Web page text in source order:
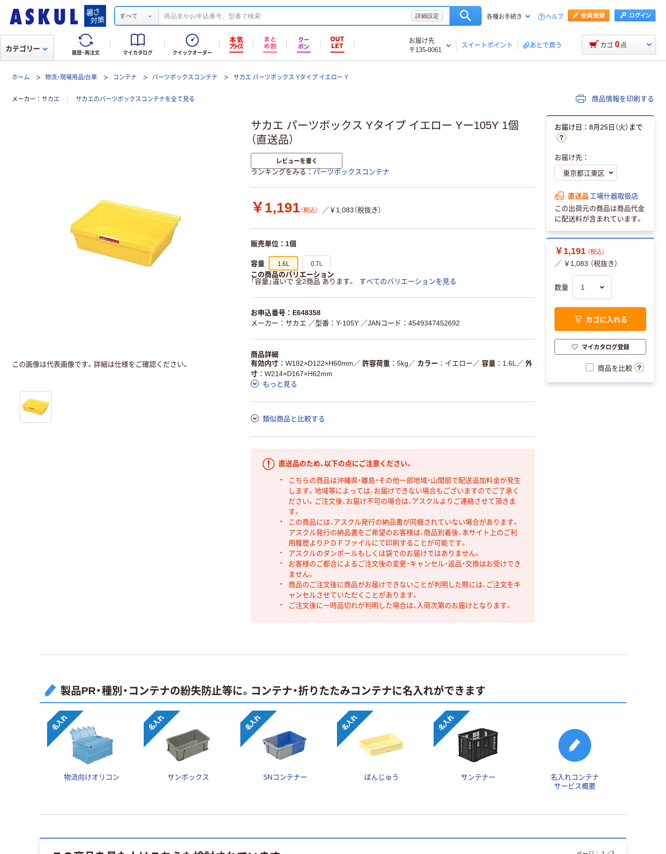
すべて 詳細設定 各種お手続き ヘルプ
履歴・再注文 マイカタログ クイックオーダー
お届け先
〒135-0061
スイートポイント あとで買う
カテゴリー カゴ 0 点
ホーム 物流・現場用品/台車 コンテナ パーツボックスコンテナ サカエ パーツボックス Yタイプ イエロー Y
メーカー サカエ サカエのパーツボックスコンテナを全て見る 商品情報を印刷する
サカエ パーツボックス Yタイプ イエロー Yー105Y 1個
（直送品）
レビューを書く
ランキングをみる パーツボックスコンテナ
￥1,191 （税込） ／￥1,083（税抜き）
販売単位：1個
容量 1.6L 0.7L
この商品のバリエーション
「容量」違いで 全2商品 あります。
すべてのバリエーションを見る
お申込番号：E648358
メーカー：サカエ ／型番：Y-105Y ／JANコード：4549347452692
商品詳細
有効内寸
W182×D122×H60mm ／ 許容荷重 5kg ／ カラー イエロー ／ 容量 1.6L ／ 外
寸
W214×D167×H62mm
もっと見る
類似商品と比較する
直送品のため、以下の点にご注意ください。
こちらの商品は沖縄県・離島・その他一部地域・山間部で配送追加料金が発生
します。地域等によっては、お届けできない場合もございますのでご了承く
ださい。ご注文後、お届け不可の場合は、アスクルよりご連絡させて頂きま
す。
この商品には、アスクル発行の納品書が同梱されていない場合があります。
アスクル発行の納品書をご希望のお客様は、商品到着後、本サイト上のご利
用履歴よりＰＤＦファイルにて印刷することが可能です。
アスクルのダンボールもしくは袋でのお届けではありません。
お客様のご都合によるご注文後の変更・キャンセル・返品・交換はお受けでき
ません。
商品のご注文後に商品がお届けできないことが判明した際には、ご注文をキ
ャンセルさせていただくことがあります。
ご注文後に一時品切れが判明した場合は、入荷次第のお届けとなります。
この画像は代表画像です。詳細は仕様をご確認ください。
お届け日：8月25日（火）まで
お届け先：
直送品 工場什器取扱店
この出荷元の商品は商品代金
に配送料が含まれています。
￥1,191 （税込）
／ ￥1,083 （税抜き）
数量
カゴに入れる
マイカタログ登録
商品を比較
製品PR・種別・コンテナの紛失防止等に。コンテナ・折りたたみコンテナに名入れができます
物流向けオリコン サンボックス SNコンテナー ばんじゅう サンテナー
名入れコンテナ
サービス概要